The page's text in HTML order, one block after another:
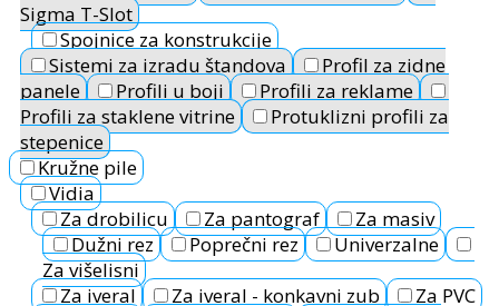
Sigma T-Slot
Spojnice za konstrukcije
Sistemi za izradu štandova
Profil za zidne
panele
Profili u boji
Profili za reklame
Profili za staklene vitrine
Protuklizni profili za
stepenice
Kružne pile
Vidia
Za drobilicu
Za pantograf
Za masiv
Dužni rez
Poprečni rez
Univerzalne
Za višelisni
Za iveral
Za iveral - konkavni zub
Za PVC